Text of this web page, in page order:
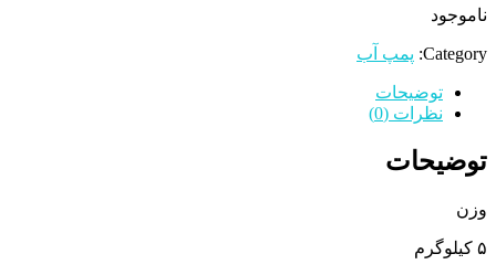
ناموجود
Category: پمپ آب
توضیحات
نظرات (0)
توضیحات
وزن
۵ کیلوگرم